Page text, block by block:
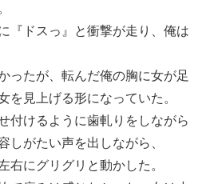
『ドスっ』と衝撃が走り、俺は
ったが、転んだ俺の胸に女が足
を見上げる形になっていた。
付けるように歯軋りをしながら
しがたい声を出しながら、
右にグリグリと動かした。